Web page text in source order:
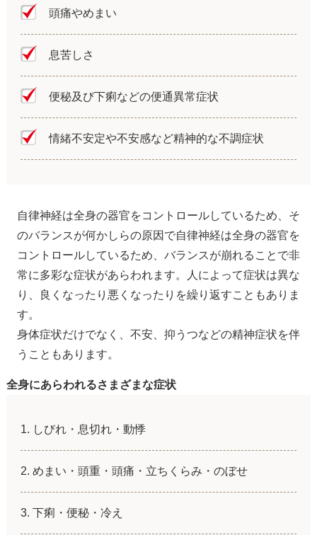
頭痛やめまい
息苦しさ
便秘及び下痢などの便通異常症状
情緒不安定や不安感など精神的な不調症状
自律神経は全身の器官をコントロールしているため、そ
のバランスが何かしらの原因で自律神経は全身の器官を
コントロールしているため、バランスが崩れることで非
常に多彩な症状があらわれます。人によって症状は異な
り、良くなったり悪くなったりを繰り返すこともありま
す。
身体症状だけでなく、不安、抑うつなどの精神症状を伴
うこともあります。
全身にあらわれるさまざまな症状
しびれ・息切れ・動悸
めまい・頭重・頭痛・立ちくらみ・のぼせ
下痢・便秘・冷え